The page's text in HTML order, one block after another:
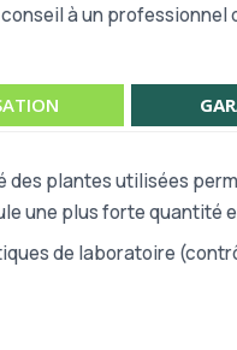
à un professionnel
des plantes utilisées
une plus forte quantité
de laboratoire